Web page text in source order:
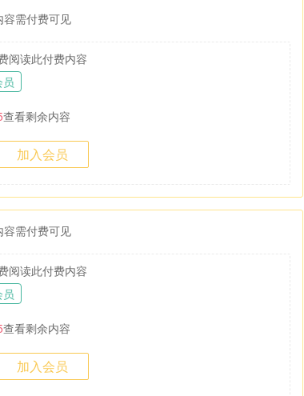
容需付费可见
阅读此付费内容
员
查看剩余内容
加入会员
容需付费可见
阅读此付费内容
员
查看剩余内容
加入会员